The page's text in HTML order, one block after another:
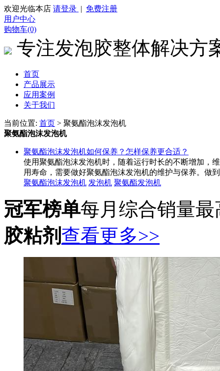
欢迎光临本店 请登录 | 免费注册
用户中心
购物车(0)
专注发泡胶整体解决方
首页
产品展示
应用案例
关于我们
当前位置: 首页 > 聚氨酯泡沫发泡机
聚氨酯泡沫发泡机
聚氨酯泡沫发泡机如何保养？怎样保养更合适？
使用聚氨酯泡沫发泡机时，随着运行时长的不断增加，
用寿命，需要做好聚氨酯泡沫发泡机的维护与保养。做
聚氨酯泡沫发泡机 发泡机 聚氨酯发泡机
冠军榜单每月综合销量最
胶粘剂 查看更多>>